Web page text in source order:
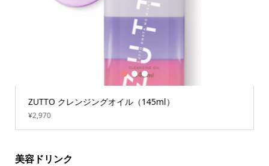
ZUTTO クレンジングオイル（145ml）
¥2,970
1 2 3
美容ドリンク